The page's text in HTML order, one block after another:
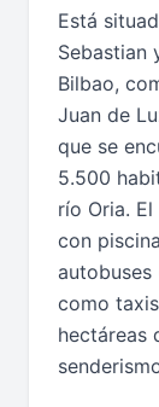
Está
Sebastian
Bilbao,
Juan de
que se
5.500
río Oria.
con
autobuses
como
hectáreas